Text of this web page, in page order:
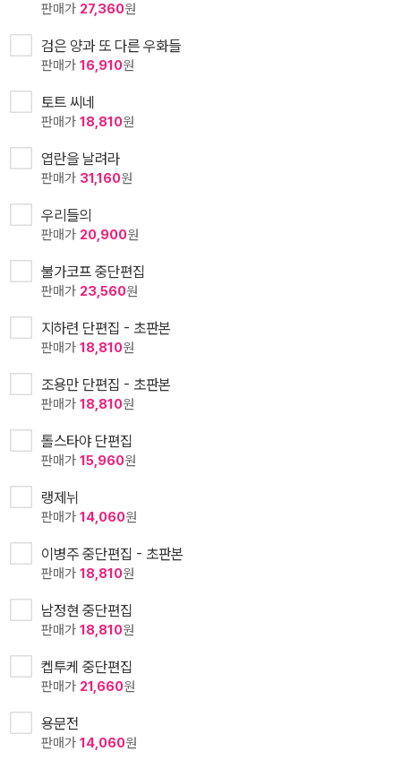
판매가 27,360원
검은 양과 또 다른 우화들
판매가 16,910원
토트 씨네
판매가 18,810원
엽란을 날려라
판매가 31,160원
우리들의
판매가 20,900원
불가코프 중단편집
판매가 23,560원
지하련 단편집 - 초판본
판매가 18,810원
조용만 단편집 - 초판본
판매가 18,810원
톨스타야 단편집
판매가 15,960원
랭제뉘
판매가 14,060원
이병주 중단편집 - 초판본
판매가 18,810원
남정현 중단편집
판매가 18,810원
켑투케 중단편집
판매가 21,660원
용문전
판매가 14,060원